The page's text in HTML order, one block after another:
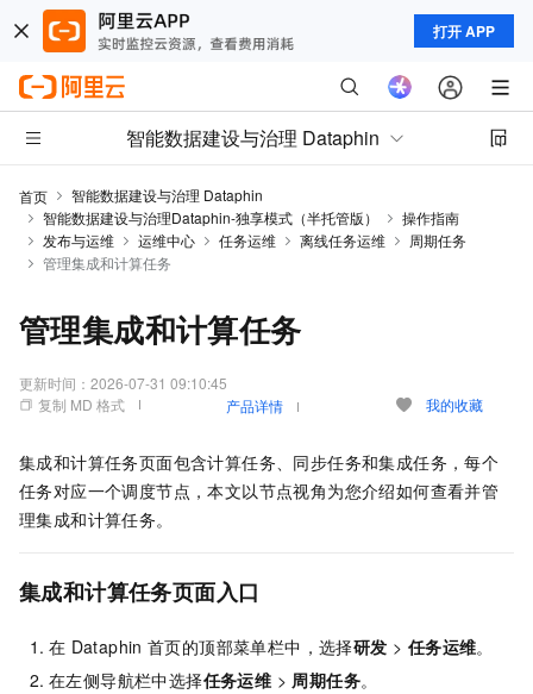
打开 APP
智能数据建设与治理 Dataphin
首页
智能数据建设与治理 Dataphin
智能数据建设与治理Dataphin-独享模式（半托管版）
操作指南
发布与运维
运维中心 任务运维 离线任务运维
周期任务
管理集成和计算任务
管理集成和计算任务
更新时间： 2026-07-31 09:10:45
复制 MD 格式
产品详情 我的收藏
集成和计算任务页面包含计算任务、同步任务和集成任务，每个
任务对应一个调度节点，本文以节点视角为您介绍如何查看并管
理集成和计算任务。
集成和计算任务页面入口
在 Dataphin 首页的顶部菜单栏中，选择研发 > 任务运维。
在左侧导航栏中选择任务运维 > 周期任务。